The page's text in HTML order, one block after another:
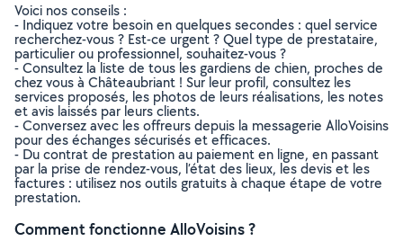
Voici nos conseils :
- Indiquez votre besoin en quelques secondes : quel service
recherchez-vous ? Est-ce urgent ? Quel type de prestataire,
particulier ou professionnel, souhaitez-vous ?
- Consultez la liste de tous les gardiens de chien, proches de
chez vous à Châteaubriant ! Sur leur profil, consultez les
services proposés, les photos de leurs réalisations, les notes
et avis laissés par leurs clients.
- Conversez avec les offreurs depuis la messagerie AlloVoisins
pour des échanges sécurisés et efficaces.
- Du contrat de prestation au paiement en ligne, en passant
par la prise de rendez-vous, l’état des lieux, les devis et les
factures : utilisez nos outils gratuits à chaque étape de votre
prestation.
Comment fonctionne AlloVoisins ?